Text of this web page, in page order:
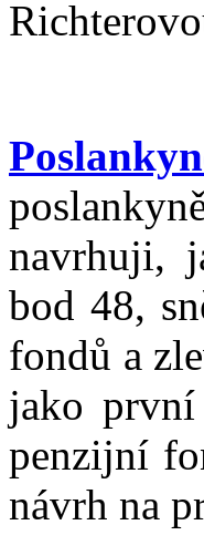
navrhuji,
bod 48,
fondů a
jako
penzijní
návrh na